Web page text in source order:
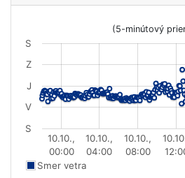
(5-minútový
10.10.,
00:00
10.10.,
04:00
10.10.,
08:00
S
S
V
J
Z
Smer vetra